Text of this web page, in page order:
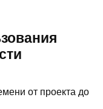
от проекта до